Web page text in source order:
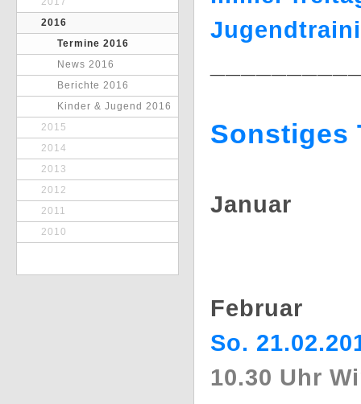
2016
Termine 2016
News 2016
Berichte 2016
Kinder & Jugend 2016
2015
2014
2013
2012
2011
2010
Sonstiges
Januar
Februar
So.
10.30 Uhr